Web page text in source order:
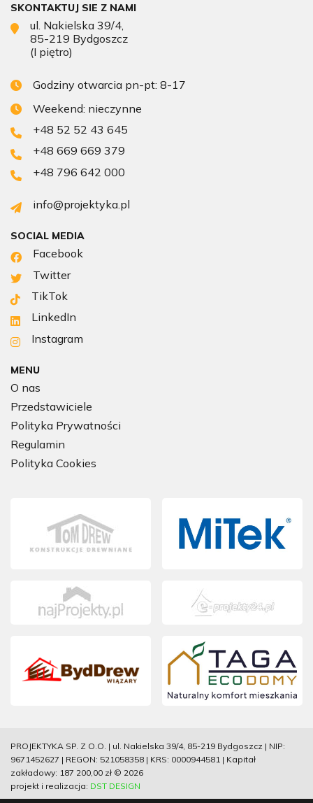
SKONTAKTUJ SIE Z NAMI
ul. Nakielska 39/4,
85-219 Bydgoszcz
(I piętro)
Godziny otwarcia pn-pt: 8-17
Weekend: nieczynne
+48 52 52 43 645
+48 669 669 379
+48 796 642 000
info@projektyka.pl
SOCIAL MEDIA
Facebook
Twitter
TikTok
LinkedIn
Instagram
MENU
O nas
Przedstawiciele
Polityka Prywatności
Regulamin
Polityka Cookies
PROJEKTYKA SP. Z O.O. | ul. Nakielska 39/4, 85-219 Bydgoszcz | NIP:
9671452627 | REGON: 521058358 | KRS: 0000944581 | Kapitał
zakładowy: 187 200,00 zł © 2026
projekt i realizacja: DST DESIGN